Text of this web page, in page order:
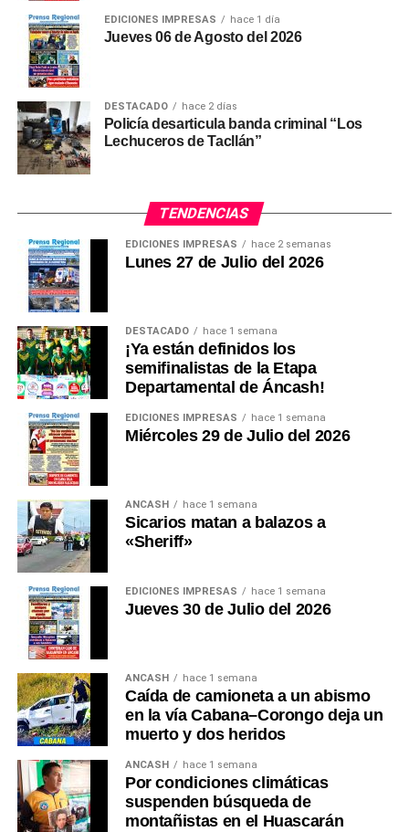
La ley establece que la bonificación extraordinaria de
S/ 487 no tendrá carácter remunerativo ni
pensionable.
Tampoco estará sujeta a cargas sociales ni servirá
como base de cálculo para la compensación por
tiempo de servicios (CTS), bonificaciones,
Además, los docentes y auxiliares solo podrán recibir
este beneficio en una única entidad pública.
(Ronald Montoro Yopla)
EDICIONES IMPRESAS hace 1 día
Jueves 06 de Agosto del 2026
DESTACADO hace 2 días
Policía desarticula banda criminal “Los
Lechuceros de Tacllán”
TENDENCIAS
EDICIONES IMPRESAS hace 2 semanas
Lunes 27 de Julio del 2026
DESTACADO hace 1 semana
¡Ya están definidos los
semifinalistas de la Etapa
Departamental de Áncash!
EDICIONES IMPRESAS hace 1 semana
Miércoles 29 de Julio del 2026
ANCASH hace 1 semana
Sicarios matan a balazos a
«Sheriff»
EDICIONES IMPRESAS hace 1 semana
Jueves 30 de Julio del 2026
ANCASH hace 1 semana
Caída de camioneta a un abismo
en la vía Cabana–Corongo deja un
muerto y dos heridos
ANCASH hace 1 semana
Por condiciones climáticas
suspenden búsqueda de
montañistas en el Huascarán